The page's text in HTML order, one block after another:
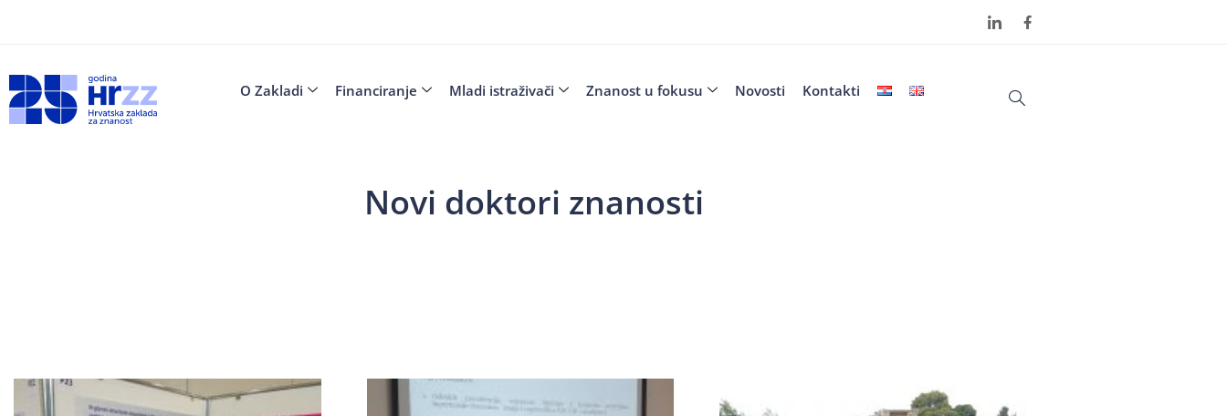
O Zakladi Financiranje Mladi istraživači Znanost u fokusu Novosti Kontakti
Novi doktori znanosti